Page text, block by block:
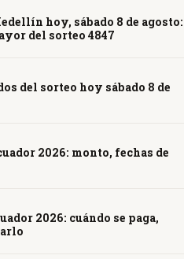
hoy, sábado 8 de agosto:
del sorteo 4847
del sorteo hoy sábado 8 de
2026: monto, fechas de
2026: cuándo se paga,